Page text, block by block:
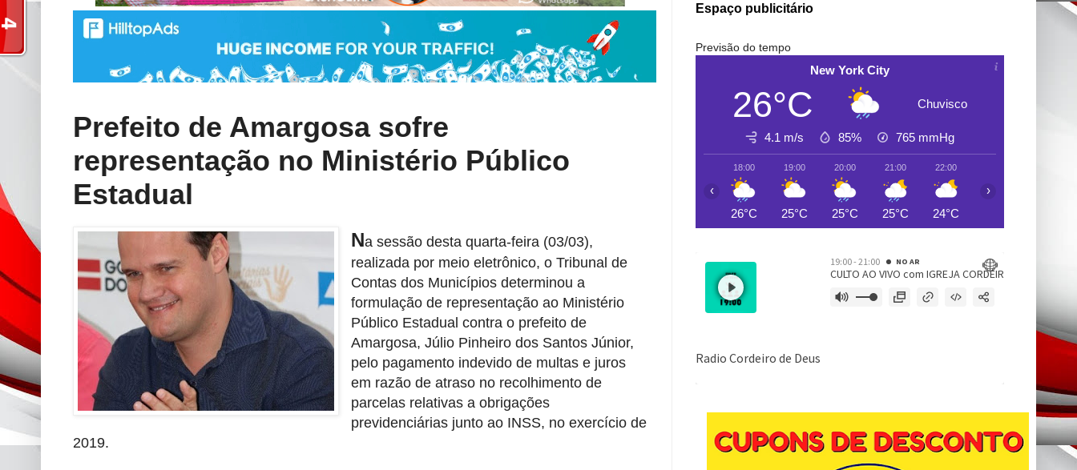
Prefeito de Amargosa sofre
representação no Ministério Público
Estadual
Na sessão desta quarta-feira (03/03),
realizada por meio eletrônico, o Tribunal de
Contas dos Municípios determinou a
formulação de representação ao Ministério
Público Estadual contra o prefeito de
Amargosa, Júlio Pinheiro dos Santos Júnior,
pelo pagamento indevido de multas e juros
em razão de atraso no recolhimento de
parcelas relativas a obrigações
previdenciárias junto ao INSS, no exercício de
2019.
Espaço publicitário
Previsão do tempo
New York City
26°C Chuvisco
4.1 m/s 85% 765 mmHg
18:00
26°C
19:00
25°C
20:00
25°C
21:00
25°C
22:00
24°C
‹ ›